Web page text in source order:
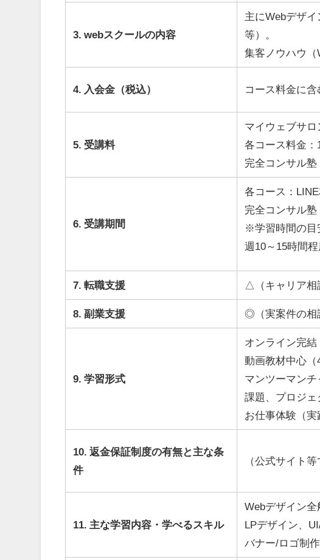
3. webスクールの内容
主にWebデザ
等）。
集客ノウハウ（
4. 入会金（税込） コース料金に含
5. 受講料
マイウェブサロ
各コース料金：
完全コンサル
6. 受講期間
各コース：
完全コンサル塾
※学習時間の目
週10～15時間
7. 転職支援 △（キャリア相
8. 副業支援 ◎（実案件の相
9. 学習形式
オンライン完結
動画教材中心（
マンツーマンチ
課題、プロジェ
お仕事体験（実
10. 返金保証制度の有無と主な条
件
（公式サイト
11. 主な学習内容・学べるスキル
Webデザイン全
LPデザイン、
バナー/ロゴ制